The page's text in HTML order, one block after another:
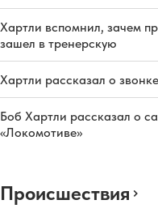
Хартли вспомнил, зачем
зашел в тренерскую
Хартли рассказал о
Боб Хартли рассказал о
«Локомотиве»
Происшествия